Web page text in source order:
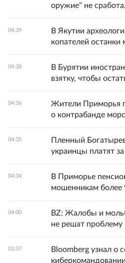
оружие" не
04:39
В Якутии
копателей останки
04:38
В Бурятии
взятку, чтобы
04:36
Жители Приморья
о контрабанде
04:35
Пленный
украинцы платят
04:34
В Приморье
мошенникам более
04:00
BZ: Жалобы и
не решат
03:37
Bloomberg узнал о